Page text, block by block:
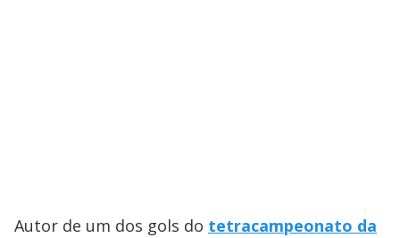
Autor de um dos gols do tetracampeonato da